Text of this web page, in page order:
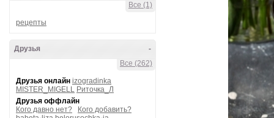
Все (1)
рецепты
-
Друзья
Все (262)
Друзья онлайн izogradinka
MISTER_MIGELL Риточка_Л
Друзья оффлайн
Кого давно нет?
Кого добавить?